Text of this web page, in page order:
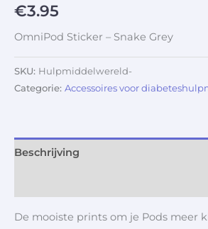
€3.95
OmniPod Sticker – Snake Grey
SKU: Hulpmiddelwereld-
Categorie: Accessoires voor
Beschrijving
De mooiste prints om je Pods meer